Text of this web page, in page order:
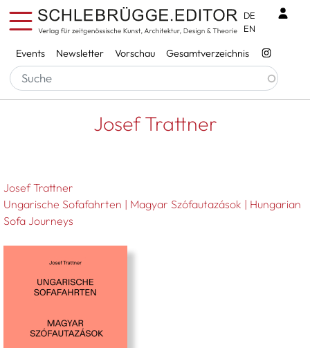
Direkt zum Inhalt
Services
Events Newsletter Vorschau Gesamtverzeichnis
DE
EN
Pfadnavigation
Startseite Josef Trattner
Josef Trattner
Josef Trattner
Ungarische Sofafahrten | Magyar Szófautazások | Hungarian
Sofa Journeys